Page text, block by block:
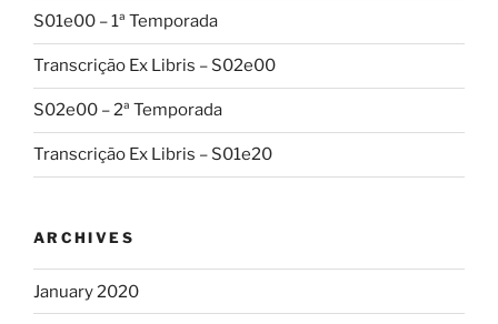
S01e00 – 1ª Temporada
Transcrição Ex Libris – S02e00
S02e00 – 2ª Temporada
Transcrição Ex Libris – S01e20
ARCHIVES
January 2020